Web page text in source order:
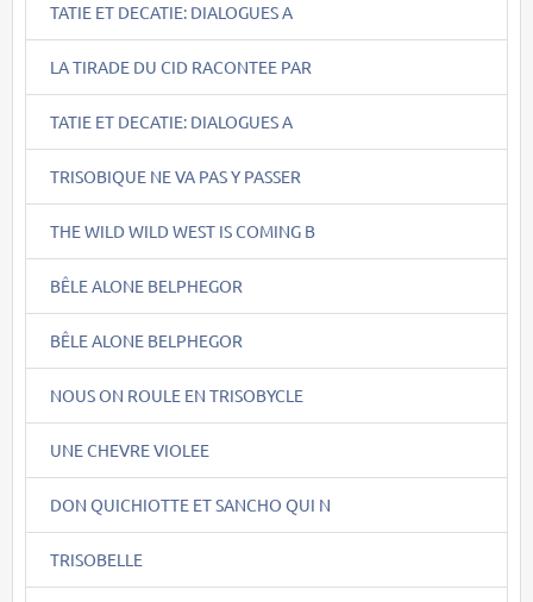
TATIE ET DECATIE: DIALOGUES A
LA TIRADE DU CID RACONTEE PAR
TATIE ET DECATIE: DIALOGUES A
TRISOBIQUE NE VA PAS Y PASSER
THE WILD WILD WEST IS COMING B
BÊLE ALONE BELPHEGOR
BÊLE ALONE BELPHEGOR
NOUS ON ROULE EN TRISOBYCLE
UNE CHEVRE VIOLEE
DON QUICHIOTTE ET SANCHO QUI N
TRISOBELLE